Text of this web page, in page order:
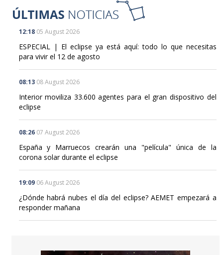
08:26 07 August 2026
España y Marruecos crearán una "película" única de la
corona solar durante el eclipse
¿Dónde habrá nubes el día del eclipse? AEMET empezará a
responder mañana